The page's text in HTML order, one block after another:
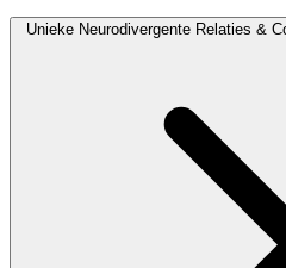
Unieke Neurodivergente Relaties &